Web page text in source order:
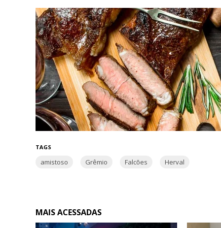
TAGS
amistoso Grêmio Falcões Herval
MAIS ACESSADAS